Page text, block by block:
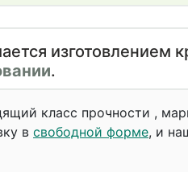
изготовлением
.
класс прочности ,
в свободной форме, и